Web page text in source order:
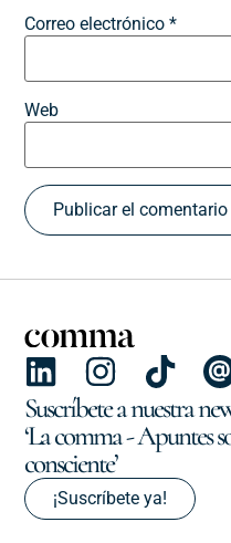
Correo electrónico*
Web
Suscríbete a nuestra
‘La comma - Apuntes
consciente’
¡Suscríbete ya!